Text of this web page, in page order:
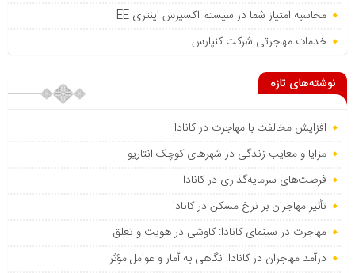
محاسبه امتیاز شما در سیستم اکسپرس اینتری EE
خدمات مهاجرتی شرکت کنپارس
نوشته‌های تازه
افزایش مخالفت با مهاجرت در کانادا
مزایا و معایب زندگی در شهرهای کوچک انتاریو
فرصت‌های سرمایه‌گذاری در کانادا
تأثیر مهاجران بر نرخ مسکن در کانادا
مهاجرت در سینمای کانادا: کاوشی در هویت و تعلق
درآمد مهاجران در کانادا: نگاهی به آمار و عوامل مؤثر